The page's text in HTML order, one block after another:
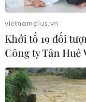
Libya tiến gần hơn
thác 2 triệu thùng
08/08/2026 00:12
Việt Nam khẳng
lãm thương mại
07/08/2026 23:08
vietnamplus.vn
Khởi tố 19 đối
Công ty Tân Huê